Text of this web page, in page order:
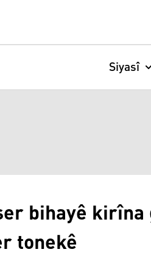
Siyasî
bihayê
tonekê